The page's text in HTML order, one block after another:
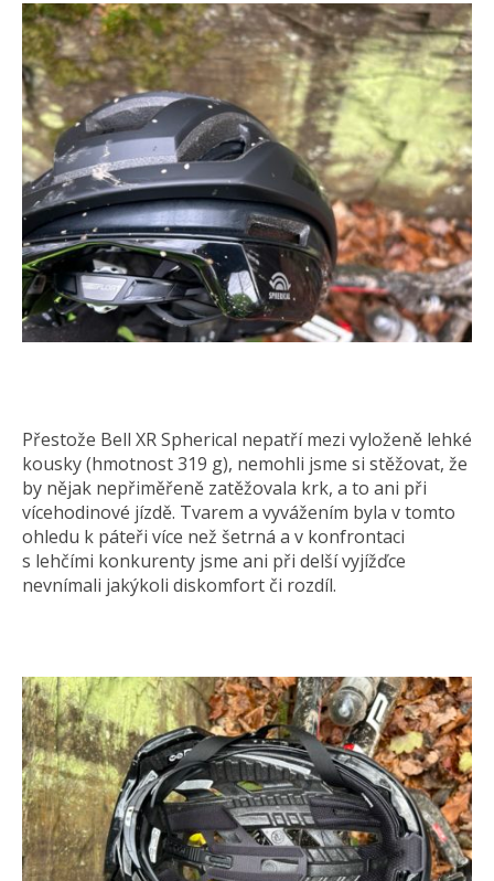
Přestože Bell XR Spherical nepatří mezi vyloženě lehké
kousky (hmotnost 319 g), nemohli jsme si stěžovat, že
by nějak nepřiměřeně zatěžovala krk, a to ani při
vícehodinové jízdě. Tvarem a vyvážením byla v tomto
ohledu k páteři více než šetrná a v konfrontaci
s lehčími konkurenty jsme ani při delší vyjížďce
nevnímali jakýkoli diskomfort či rozdíl.